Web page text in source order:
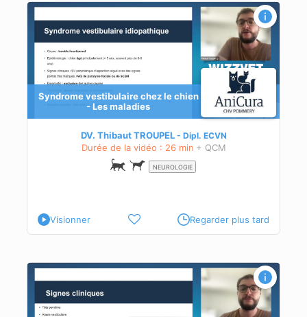
Syndrome vestibulaire chez le chien
- Les maladies
DV. Thibaut TROUPEL Dipl. ECVN
Durée de la vidéo : 26 min + QCM
NEUROLOGIE
Visionner Regarder plus tard